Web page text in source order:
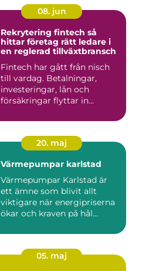
08. jun
Rekrytering fintech så
hittar företag rätt ledare i
en reglerad tillväxtbransch
Fintech har gått från nisch
till vardag. Betalningar,
investeringar, lån och
försäkringar flyttar in...
20. maj
Värmepumpar karlstad
Värmepumpar Karlstad är
ett ämne som blivit allt
viktigare när energipriserna
ökar och kraven på hål...
05. maj